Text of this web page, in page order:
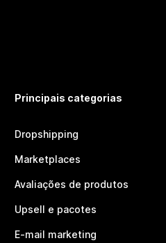
Principais categorias
Dropshipping
Marketplaces
Avaliações de produtos
Upsell e pacotes
E-mail marketing